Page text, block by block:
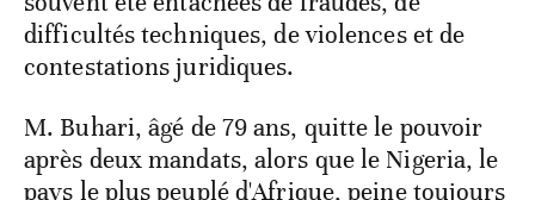
difficultés techniques, de violences et de
contestations juridiques.
M. Buhari, âgé de 79 ans, quitte le pouvoir
après deux mandats, alors que le Nigeria, le
pays le plus peuplé d'Afrique, peine toujours